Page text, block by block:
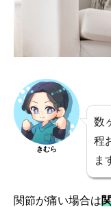
きむら
数
程
ま
関節が痛い場合は